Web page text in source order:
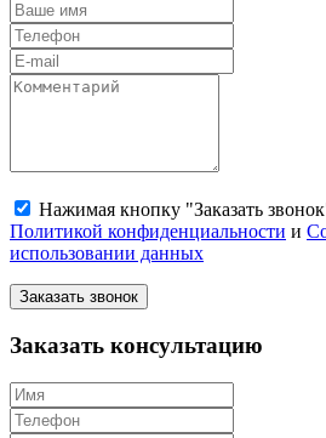
Нажимая кнопку "Заказать
Политикой конфиденциальности и
использовании данных
Заказать звонок
Заказать консультацию